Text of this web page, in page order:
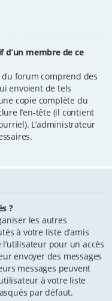
d’un membre de ce
forum comprend des
envoient de tels
copie complète du
l’en-tête (il contient
L’administrateur
?
les autres
à votre liste d’amis
pour un accès
envoyer des messages
messages peuvent
à votre liste
par défaut.